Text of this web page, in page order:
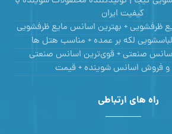
کیفیت ایران
ظرفشویی + بهترین اسانس مایع ظرفشویی
لکه بر عمده + مناسب هتل ها
صنعتی + قوی‌ترین اسانس‌ صنعتی
و فروش اسانس شوینده + قیمت
راه های ارتباطی